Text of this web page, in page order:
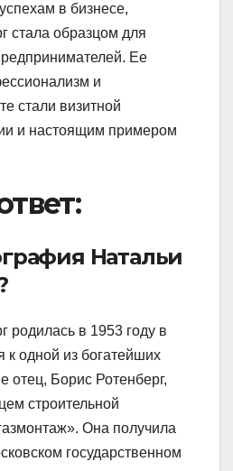
в бизнесе,
стала образцом для
Ее
и
стали визитной
и настоящим примером
Натальи
родилась в 1953 году в
к одной из богатейших
отец, Борис Ротенберг,
строительной
Она получила
государственном